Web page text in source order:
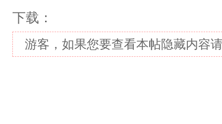
下载：
游客，如果您要查看本帖隐藏内容